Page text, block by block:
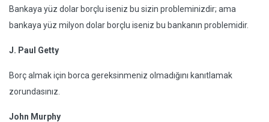
Bankaya yüz dolar borçlu iseniz bu sizin probleminizdir; ama
bankaya yüz milyon dolar borçlu iseniz bu bankanın problemidir.
J. Paul Getty
Borç almak için borca gereksinmeniz olmadığını kanıtlamak
zorundasınız.
John Murphy